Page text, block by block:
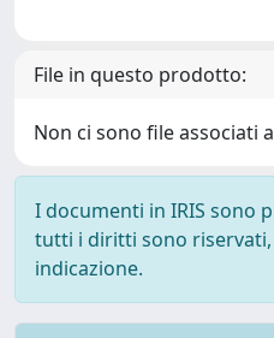
File in questo prodotto:
Non ci sono file associati
I documenti in IRIS sono
tutti i diritti sono riservati,
indicazione.